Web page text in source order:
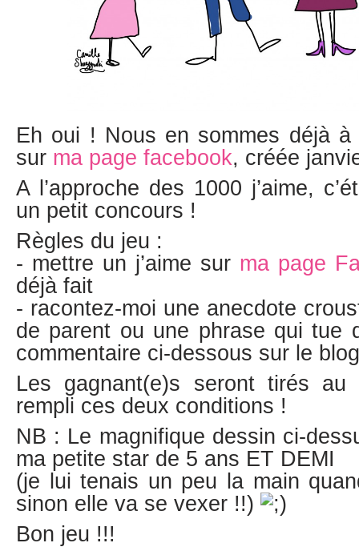
Eh oui ! Nous en sommes déjà à
sur ma page facebook, créée
A l’approche des 1000 j’aime,
un petit concours !
Règles du jeu :
- mettre un j’aime sur ma page
déjà fait
- racontez-moi une anecdote
de parent ou une phrase qui tue
commentaire ci-dessous sur le blog
Les gagnant(e)s seront tirés au
rempli ces deux conditions !
NB : Le magnifique dessin ci-
ma petite star de 5 ans ET DEMI
(je lui tenais un peu la main
sinon elle va se vexer !!)
Bon jeu !!!